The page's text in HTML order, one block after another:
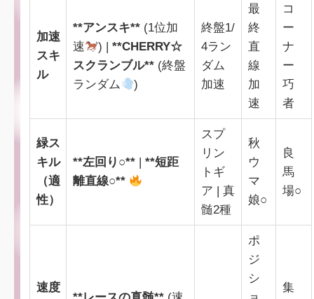
加速
スキ
ル
**アンスキ**(1位加
速
) |**CHERRY☆
スクランブル**(終盤
ランダム
)
終盤1/
4ラン
ダム
加速
最
終
直
線
加
速
コ
ー
ナ
ー
巧
者
緑ス
キル
（適
性）
**左回り○**| **短距
離直線○**
スプ
リン
トギ
ア | 真
髄2種
秋
ウ
マ
娘○
良
馬
場○
速度
ポ
ジ
シ
集